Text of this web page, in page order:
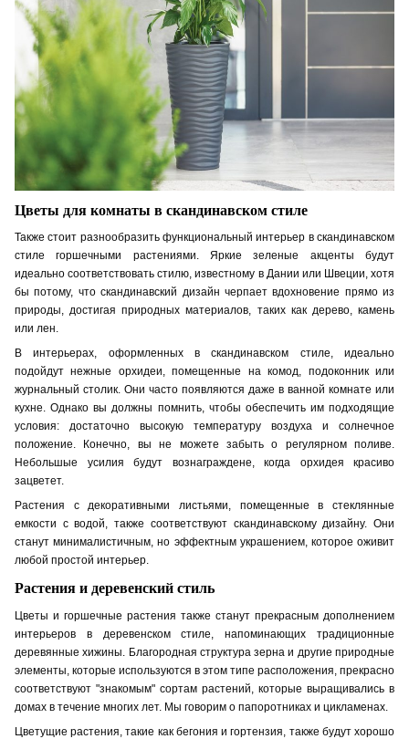
Цветы для комнаты в скандинавском стиле
Также стоит разнообразить функциональный интерьер в скандинавском
стиле горшечными растениями. Яркие зеленые акценты будут
идеально соответствовать стилю, известному в Дании или Швеции, хотя
бы потому, что скандинавский дизайн черпает вдохновение прямо из
природы, достигая природных материалов, таких как дерево, камень
или лен.
В интерьерах, оформленных в скандинавском стиле, идеально
подойдут нежные орхидеи, помещенные накомод, подоконник или
журнальный столик. Они часто появляются даже в ванной комнате или
кухне. Однако вы должны помнить, чтобы обеспечить им подходящие
условия: достаточно высокую температуру воздуха и солнечное
положение. Конечно, вы не можете забыть о регулярном поливе.
Небольшые усилия будут вознаграждене, когда орхидея красиво
зацветет.
Растения с декоративными листьями, помещенные в стеклянные
емкости с водой, также соответствуют скандинавскому дизайну. Они
станут минималистичным, но эффектным украшением, которое оживит
любой простой интерьер.
Растения и деревенский стиль
Цветы и горшечные растения также станут прекрасным дополнением
интерьеров в деревенском стиле, напоминающих традиционные
деревянные хижины. Благородная структура зерна и другие природные
элементы, которые используются в этом типе расположения, прекрасно
соответствуют "знакомым" сортам растений, которые выращивались в
домах в течение многих лет. Мы говорим о папоротниках и цикламенах.
Цветущие растения, такие как бегония и гортензия, также будут хорошо